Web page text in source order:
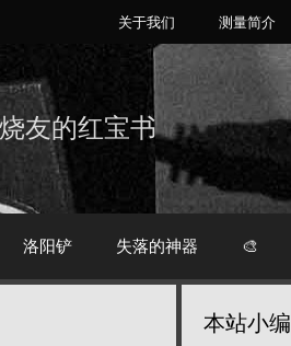
关于我们 测量简介
友的红宝书
洛阳铲 失落的神器 🎨
本站小编